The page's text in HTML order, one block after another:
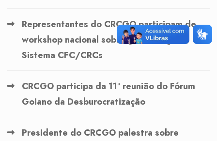
Representantes do CRCGO participam de
workshop nacional sobre governança no
Sistema CFC/CRCs
CRCGO participa da 11ª reunião do Fórum
Goiano da Desburocratização
Presidente do CRCGO palestra sobre